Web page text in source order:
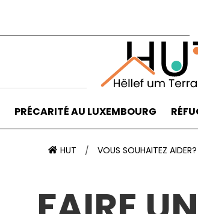
PRÉCARITÉ AU LUXEMBOURG
HUT / VOUS SOUHAITEZ AIDER?